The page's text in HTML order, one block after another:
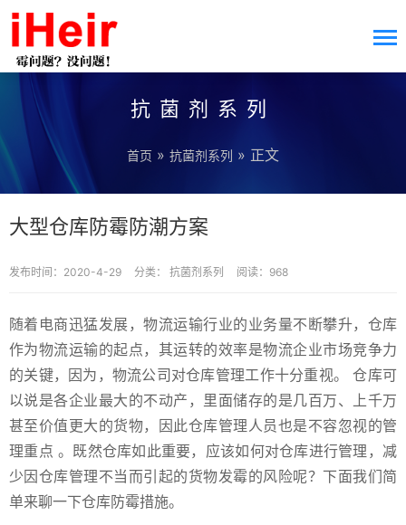
抗菌剂系列
首页 » 抗菌剂系列 » 正文
大型仓库防霉防潮方案
发布时间：2020-4-29 分类： 抗菌剂系列 阅读：968
随着电商迅猛发展，物流运输行业的业务量不断攀升，仓库
作为物流运输的起点，其运转的效率是物流企业市场竞争力
的关键，因为，物流公司对仓库管理工作十分重视。 仓库可
以说是各企业最大的不动产，里面储存的是几百万、上千万
甚至价值更大的货物，因此仓库管理人员也是不容忽视的管
理重点 。既然仓库如此重要，应该如何对仓库进行管理，减
少因仓库管理不当而引起的货物发霉的风险呢？下面我们简
单来聊一下仓库防霉措施。